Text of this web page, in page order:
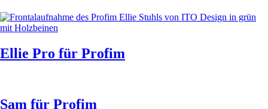
Ellie Pro für Profim
Sam für Profim